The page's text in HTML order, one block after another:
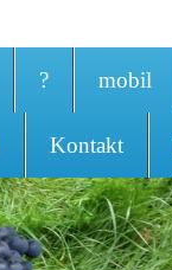
? mobil
Kontakt